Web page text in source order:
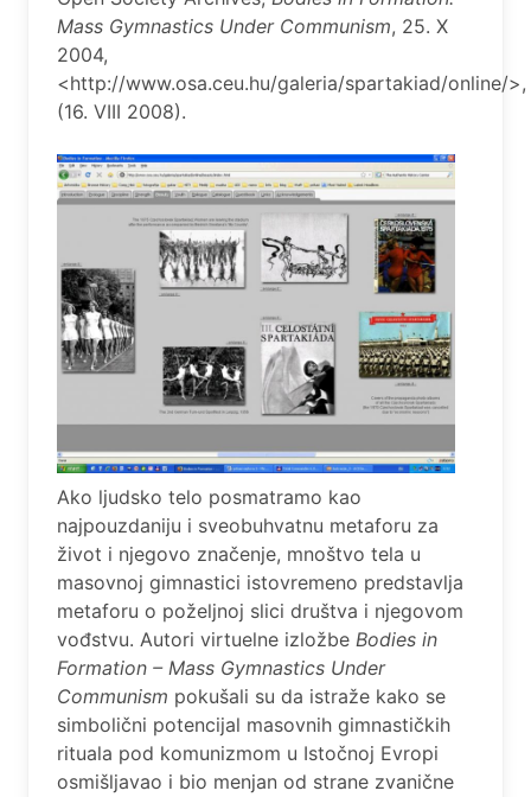
Mass Gymnastics Under Communism, 25. X
2004,
<http://www.osa.ceu.hu/galeria/spartakiad/online/>,
(16. VIII 2008).
Ako ljudsko telo posmatramo kao
najpouzdaniju i sveobuhvatnu metaforu za
život i njegovo značenje, mnoštvo tela u
masovnoj gimnastici istovremeno predstavlja
metaforu o poželjnoj slici društva i njegovom
vođstvu. Autori virtuelne izložbe Bodies in
Formation – Mass Gymnastics Under
Communism pokušali su da istraže kako se
simbolični potencijal masovnih gimnastičkih
rituala pod komunizmom u Istočnoj Evropi
osmišljavao i bio menjan od strane zvanične